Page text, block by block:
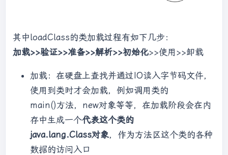
其中loadClass的类加载过程有如下几步：
加载>>验证>>准备>>解析>>初始化>>使用>>卸载
加载：在硬盘上查找并通过IO读入字节码文件，
使用到类时才会加载，例如调用类的
main()方法，new对象等等，在加载阶段会在内
存中生成一个代表这个类的
java.lang.Class对象，作为方法区这个类的各种
数据的访问入口